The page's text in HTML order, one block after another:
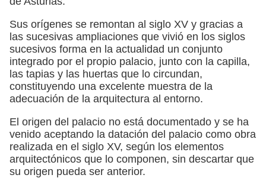
Sus orígenes se remontan al siglo XV y gracias a
las sucesivas ampliaciones que vivió en los siglos
sucesivos forma en la actualidad un conjunto
integrado por el propio palacio, junto con la capilla,
las tapias y las huertas que lo circundan,
constituyendo una excelente muestra de la
adecuación de la arquitectura al entorno.
El origen del palacio no está documentado y se ha
venido aceptando la datación del palacio como obra
realizada en el siglo XV, según los elementos
arquitectónicos que lo componen, sin descartar que
su origen pueda ser anterior.